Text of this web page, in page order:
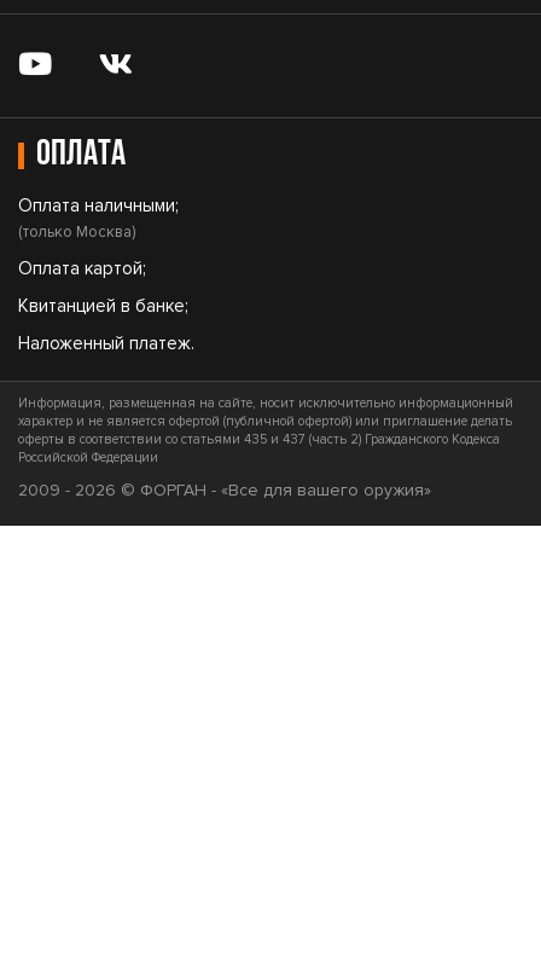
Оплата
Оплата наличными;
(только Москва)
Оплата картой;
Квитанцией в банке;
Наложенный платеж.
Информация, размещенная на сайте, носит исключительно информационный
характер и не является офертой (публичной офертой) или приглашение делать
оферты в соответствии со статьями 435 и 437 (часть 2) Гражданского Кодекса
Российской Федерации
2009 - 2026 © ФОРГАН - «Все для вашего оружия»